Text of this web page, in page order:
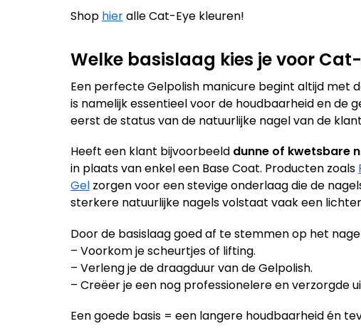
Shop hieralle Cat-Eye kleuren!
Welke basislaag kies je voor
Een perfecte Gelpolish manicure begint altijd met
is namelijk essentieel voor de houdbaarheid en de
eerst de status van de natuurlijke nagel van de
Heeft een klant bijvoorbeeld dunne of kwetsbare
in plaats van enkel een Base Coat. Producten zoals
Gelzorgen voor een stevige onderlaag die de
sterkere natuurlijke nagels volstaat vaak een
Door de basislaag goed af te stemmen op het
– Voorkom je scheurtjes of lifting.
– Verleng je de draagduur van de Gelpolish.
– Creëer je een nog professionelere en verzorgde
Een goede basis = een langere houdbaarheid én